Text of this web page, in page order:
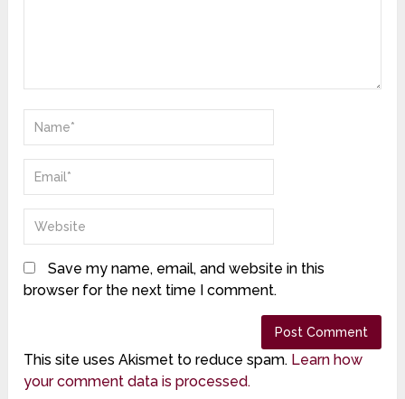
Save my name, email, and website in this
browser for the next time I comment.
This site uses Akismet to reduce spam. Learn how
your comment data is processed.